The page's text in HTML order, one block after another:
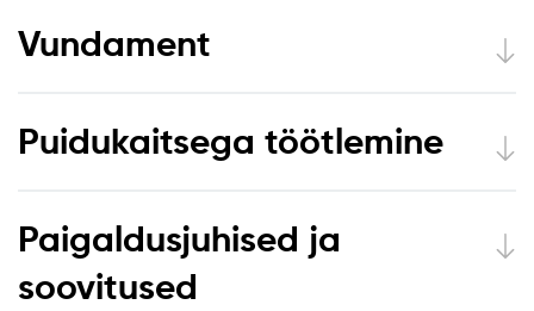
Vundament
Puidukaitsega töötlemine
Paigaldusjuhised ja
soovitused